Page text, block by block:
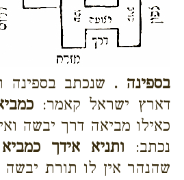
בספינה . שנכתב בספינה
דארץ ישראל קאמר:
כאילו מביאה דרך יבשה
נכתב: ותניא אידך
שהנהר אין לו תורת